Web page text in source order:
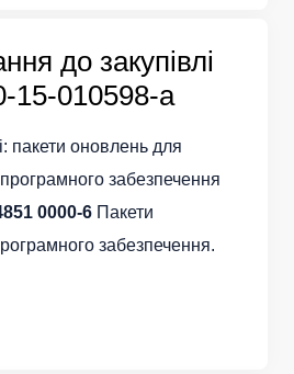
до закупівлі
15-010598-a
пакети оновлень для
забезпечення
0000-6 Пакети
забезпечення.